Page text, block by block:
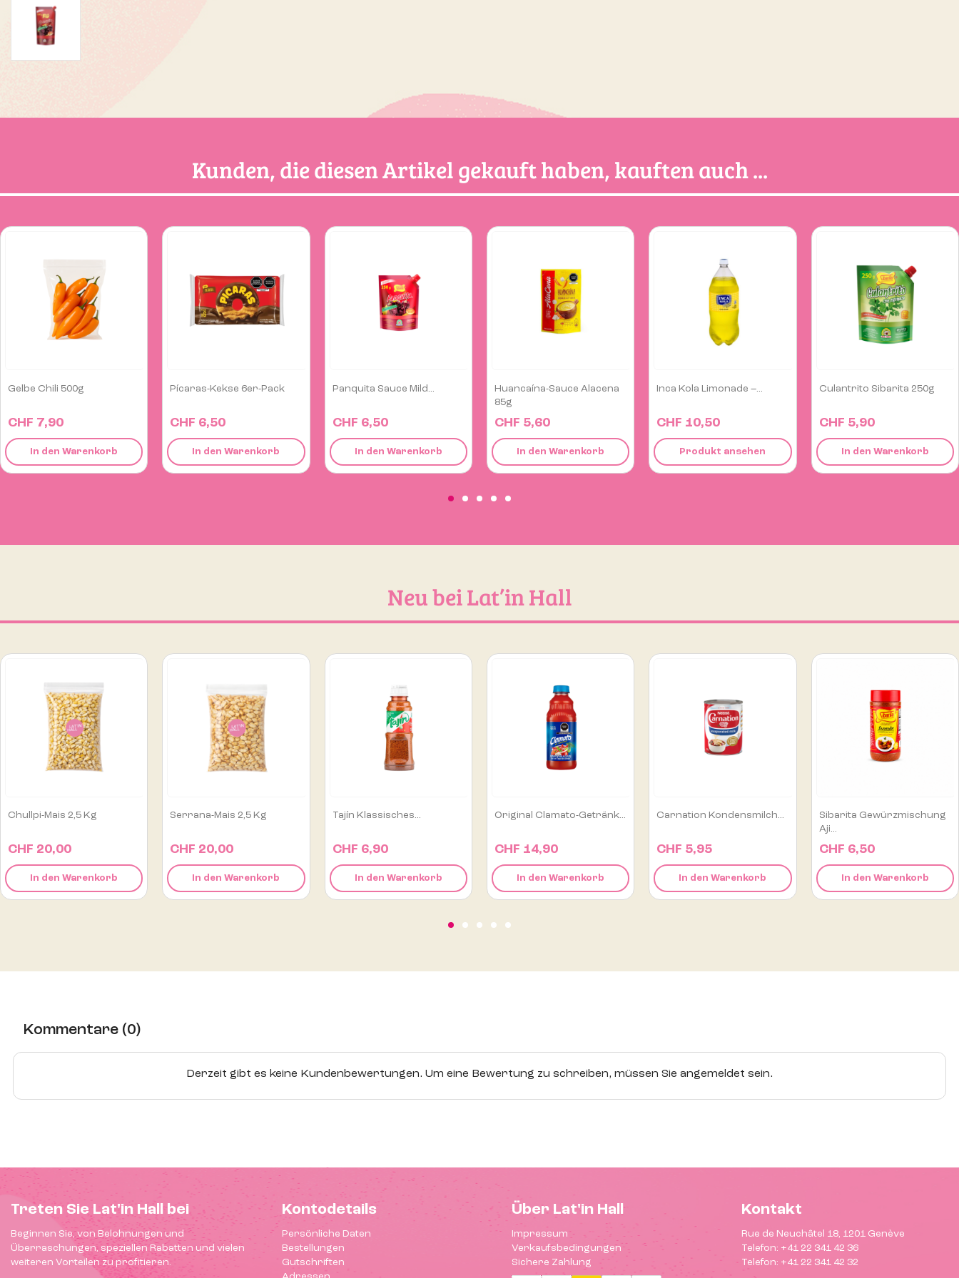
Kunden, die diesen Artikel gekauft haben, kauften auch ...
Pícaras-Kekse 6er-Pack
CHF 6,50
In den Warenkorb
Panquita Sauce Mild...
CHF 6,50
In den Warenkorb
Huancaína-Sauce Alacena
CHF 5,60
In den Warenkorb
Inca Kola Limonade –...
CHF 10,50
Produkt ansehen
Culantrito Sibarita 250g
CHF 5,90
In den Warenkorb
Milde Amarillin-Sauce...
CHF 6,50
In den Warenkorb
Neu bei Lat’in Hall
Serrana-Mais 2,5 Kg
CHF 20,00
In den Warenkorb
Tajín Klassisches...
CHF 6,90
In den Warenkorb
Original Clamato-Getränk...
CHF 14,90
In den Warenkorb
Carnation Kondensmilch...
CHF 5,95
In den Warenkorb
Sibarita Gewürzmischung
CHF 6,50
In den Warenkorb
Buch “La Cuisine Du Pérou
–...
CHF 18,00
In den Warenkorb
Kommentare (0)
Derzeit gibt es keine Kundenbewertungen. Um eine Bewertung zu schreiben, müssen Sie angemeldet sein.
Treten Sie Lat'in Hall bei
Beginnen Sie, von Belohnungen und
Überraschungen, speziellen Rabatten und vielen
weiteren Vorteilen zu profitieren.
Kontodetails
Persönliche Daten
Bestellungen
Gutschriften
Über Lat'in Hall
Impressum
Verkaufsbedingungen
Sichere Zahlung
Kontakt
Rue de Neuchâtel 18, 1201 Genève
Telefon: +41 22 341 42 36
Telefon: +41 22 341 42 32